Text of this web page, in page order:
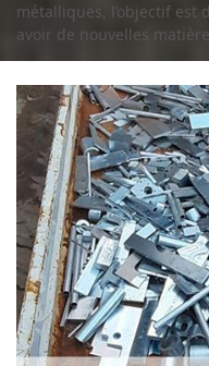
métalliques, l’objectif
avoir de nouvelles